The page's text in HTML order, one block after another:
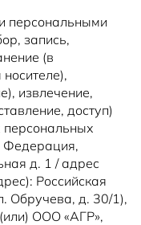
персональными
запись,
(в
извлечение,
доступ)
Федерация,
д. 1 / адрес
Российская
Обручева, д. 30/1),
ООО «АГР»,